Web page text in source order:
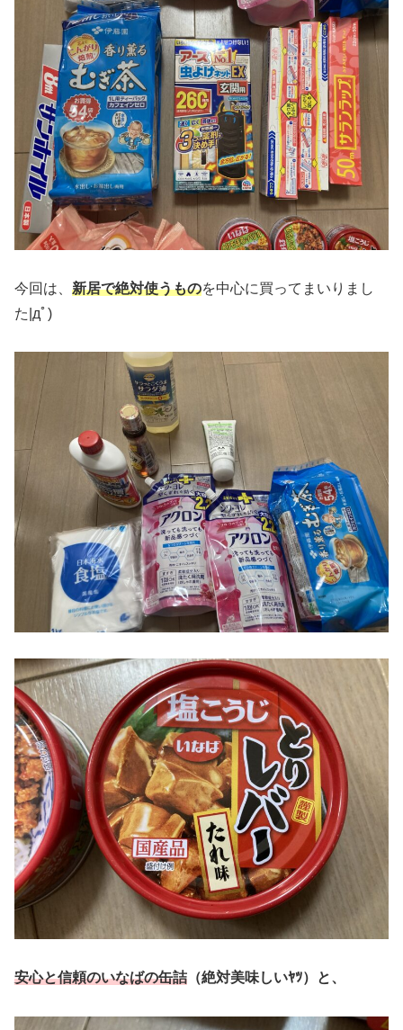
今回は、 新居で絶対使うものを中心に買ってまいりまし
た|дﾟ)
安心と信頼のいなばの缶詰 （絶対美味しいﾔﾂ）と、